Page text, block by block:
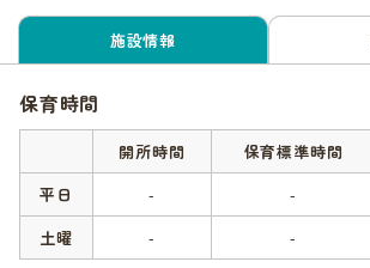
施設情報
保育時間
開所時間 保育標準時間
平日
- -
土曜
- -